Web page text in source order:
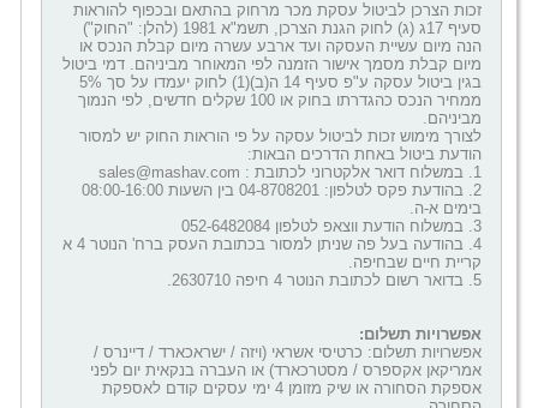
זכות הצרכן לביטול עסקת מכר מרחוק בהתאם ובכפוף להוראות
סעיף 17ג (ג) לחוק הגנת הצרכן, תשמ"א 1981 (להלן: "החוק")
הנה מיום עשיית העסקה ועד ארבע עשרה מיום קבלת הנכס או
מיום קבלת מסמך אישור הזמנה לפי המאוחר מביניהם. דמי ביטול
בגין ביטול עסקה ע"פ סעיף 14 ה(ב)(1) לחוק יעמדו על סך 5%
ממחיר הנכס כהגדרתו בחוק או 100 שקלים חדשים, לפי הנמוך
מביניהם.
לצורך מימוש זכות לביטול עסקה על פי הוראות החוק יש למסור
הודעת ביטול באחת הדרכים הבאות:
1. במשלוח דואר אלקטרוני לכתובת : sales@mashav.com
2. בהודעת פקס לטלפון: 04-8708201 בין השעות 08:00-16:00
בימים א-ה.
3. במשלוח הודעת ווצאפ לטלפון 052-6482084
4. בהודעה בעל פה שניתן למסור בכתובת העסק ברח' הנוטר 4 א
קריית חיים שבחיפה.
5. בדואר רשום לכתובת הנוטר 4 חיפה 2630710.
אפשרויות תשלום:
אפשרויות תשלום: כרטיסי אשראי (ויזה / ישראכארד / דיינרס /
אמריקאן אקספרס / מסטרכארד) או העברה בנקאית יום לפני
אספקת הסחורה או שיק מזומן 4 ימי עסקים קודם לאספקת